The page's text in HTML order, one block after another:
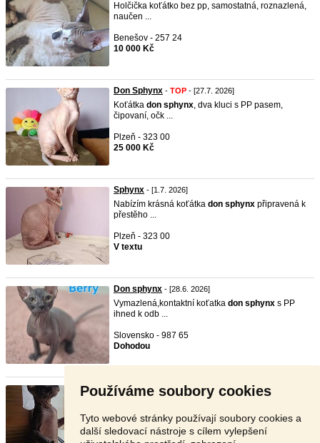
Používáme soubory cookies
Tyto webové stránky používají soubory cookies a
další sledovací nástroje s cílem vylepšení
Holčička koťátko bez pp, samostatná, roznazlená,
naučen ...
Benešov - 257 24
10 000 Kč
Don Sphynx - TOP - [27.7. 2026]
Koťátka don sphynx, dva kluci s PP pasem,
čipovaní, očk ...
Plzeň - 323 00
25 000 Kč
Sphynx - [1.7. 2026]
Nabízím krásná koťátka don sphynx připravená k
přestěho ...
Plzeň - 323 00
V textu
Don sphynx - [28.6. 2026]
Vymazlená,kontaktní koťatka don sphynx s PP
ihned k odb ...
Slovensko - 987 65
Dohodou
Don Sphynx- [19.6. 2026]
očkovaná ...
Plzeň - 323 00